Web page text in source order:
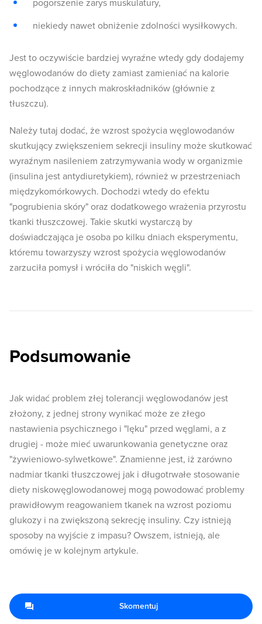
pogorszenie zarys muskulatury,
niekiedy nawet obniżenie zdolności wysiłkowych.
Jest to oczywiście bardziej wyraźne wtedy gdy dodajemy
węglowodanów do diety zamiast zamieniać na kalorie
pochodzące z innych makroskładników (głównie z
tłuszczu).
Należy tutaj dodać, że wzrost spożycia węglowodanów
skutkujący zwiększeniem sekrecji insuliny może skutkować
wyraźnym nasileniem zatrzymywania wody w organizmie
(insulina jest antydiuretykiem), również w przestrzeniach
międzykomórkowych. Dochodzi wtedy do efektu
"pogrubienia skóry" oraz dodatkowego wrażenia przyrostu
tkanki tłuszczowej. Takie skutki wystarczą by
doświadczająca je osoba po kilku dniach eksperymentu,
któremu towarzyszy wzrost spożycia węglowodanów
zarzuciła pomysł i wróciła do "niskich węgli".
Podsumowanie
Jak widać problem złej tolerancji węglowodanów jest
złożony, z jednej strony wynikać może ze złego
nastawienia psychicznego i "lęku" przed węglami, a z
drugiej - może mieć uwarunkowania genetyczne oraz
"żywieniowo-sylwetkowe". Znamienne jest, iż zarówno
nadmiar tkanki tłuszczowej jak i długotrwałe stosowanie
diety niskowęglowodanowej mogą powodować problemy
prawidłowym reagowaniem tkanek na wzrost poziomu
glukozy i na zwiększoną sekrecję insuliny. Czy istnieją
sposoby na wyjście z impasu? Owszem, istnieją, ale
omówię je w kolejnym artykule.
Skomentuj